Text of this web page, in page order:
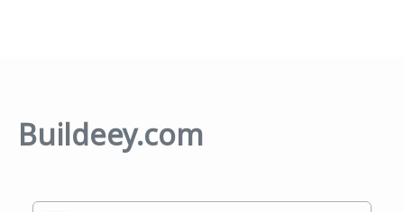
Buildeey.com